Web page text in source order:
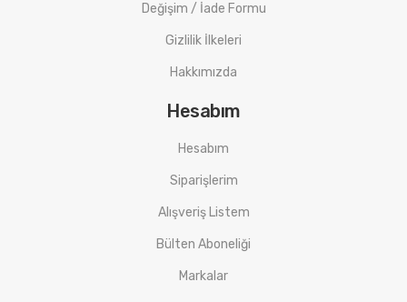
Değişim / İade Formu
Gizlilik İlkeleri
Hakkımızda
Hesabım
Hesabım
Siparişlerim
Alışveriş Listem
Bülten Aboneliği
Markalar